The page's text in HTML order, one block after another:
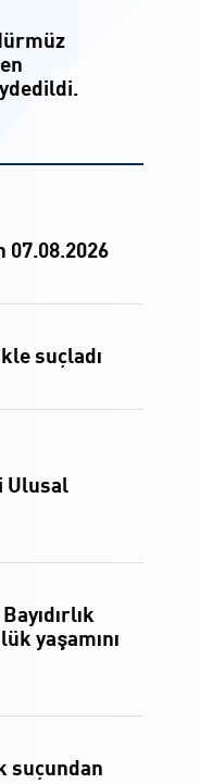
07.08.2026
suçladı
Ulusal
yaşamını
suçundan